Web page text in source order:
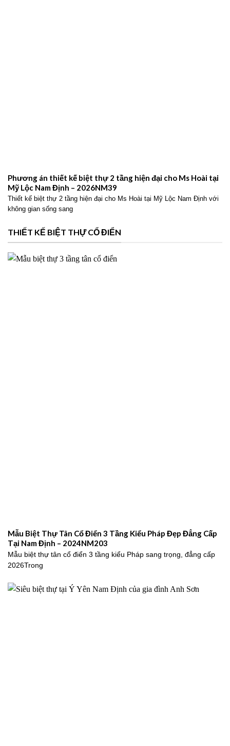
Phương án thiết kế biệt thự 2 tầng hiện đại cho Ms Hoài tại
Mỹ Lộc Nam Định – 2026NM39
Thiết kế biệt thự 2 tầng hiện đại cho Ms Hoài tại Mỹ Lộc Nam Định với
không gian sống sang
THIẾT KẾ BIỆT THỰ CỔ ĐIỂN
Mẫu Biệt Thự Tân Cổ Điển 3 Tầng Kiểu Pháp Đẹp Đẳng Cấp
Tại Nam Định – 2024NM203
Mẫu biệt thự tân cổ điển 3 tầng kiểu Pháp sang trọng, đẳng cấp
2026Trong